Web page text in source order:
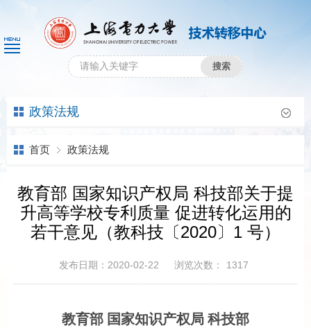
政策法规
首页 政策法规
教育部 国家知识产权局 科技部关于提
升高等学校专利质量 促进转化运用的
若干意见（教科技〔2020〕1 号）
发布日期：2020-02-22 浏览次数： 1317
教育部 国家知识产权局 科技部